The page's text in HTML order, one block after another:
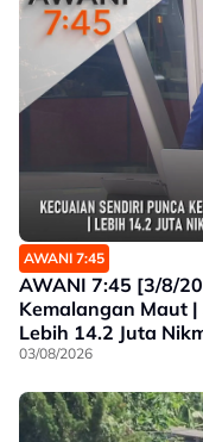
AWANI 7:45
AWANI 7:45 [3/8/
Kemalangan Maut
Lebih 14.2 Juta
Penjimatan Operasi
03/08/2026